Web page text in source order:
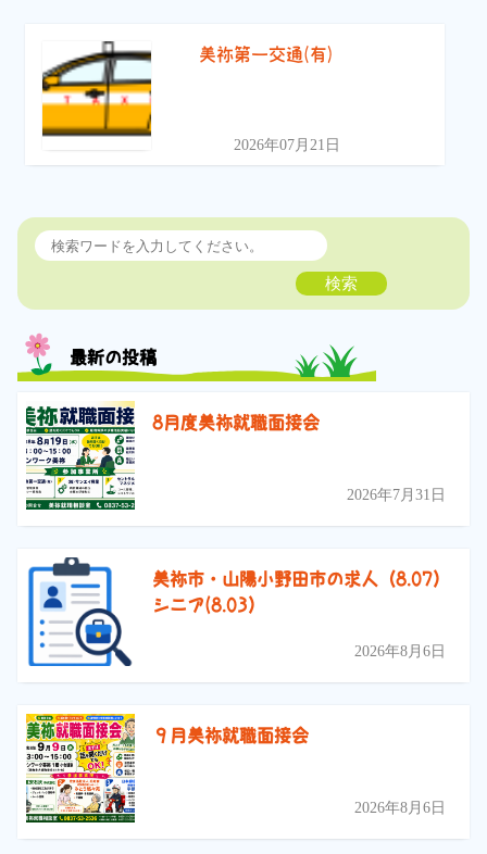
美祢第一交通(有)
2026年07月21日
検索
最新の投稿
8月度美祢就職面接会
2026年7月31日
美祢市・山陽小野田市の求人（8.07）
シニア(8.03）
2026年8月6日
９月美祢就職面接会
2026年8月6日